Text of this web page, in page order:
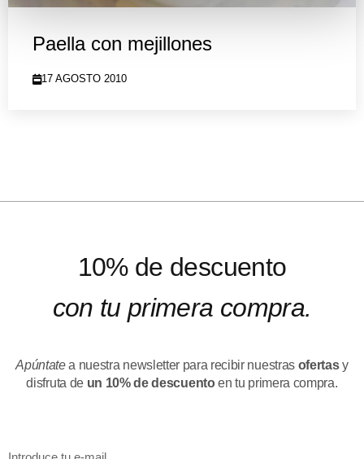
Paella con mejillones
17 AGOSTO 2010
10% de descuento
con tu primera compra.
Apúntatea nuestra newsletter para recibir nuestras ofertasy
disfruta de un 10% de descuentoen tu primera compra.